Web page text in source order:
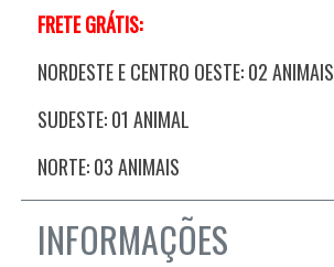
FRETE GRÁTIS:
NORDESTE E CENTRO OESTE: 02 ANIMAIS
SUDESTE: 01 ANIMAL
NORTE: 03 ANIMAIS
INFORMAÇÕES